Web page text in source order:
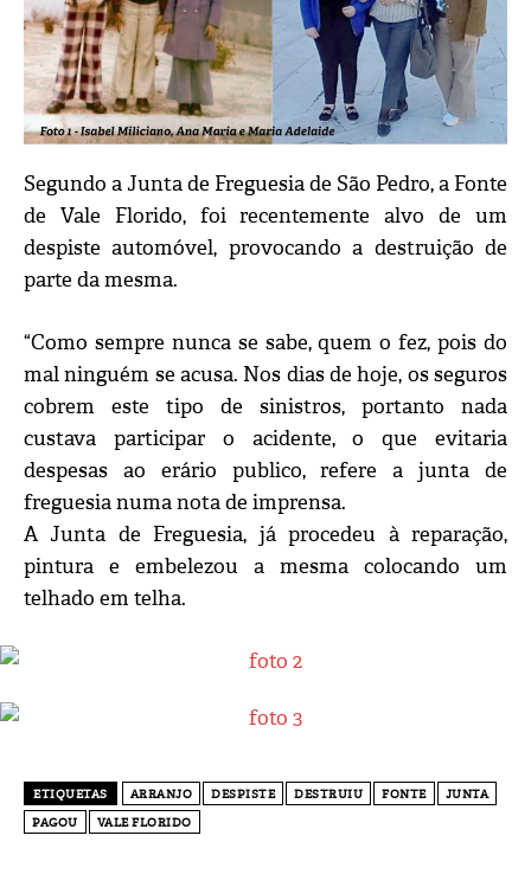
Segundo a Junta de Freguesia de São Pedro, a Fonte
de Vale Florido, foi recentemente alvo de um
despiste automóvel, provocando a destruição de
parte da mesma.
“Como sempre nunca se sabe, quem o fez, pois do
mal ninguém se acusa. Nos dias de hoje, os seguros
cobrem este tipo de sinistros, portanto nada
custava participar o acidente, o que evitaria
despesas ao erário publico, refere a junta de
freguesia numa nota de imprensa.
A Junta de Freguesia, já procedeu à reparação,
pintura e embelezou a mesma colocando um
telhado em telha.
ETIQUETAS ARRANJO DESPISTE DESTRUIU FONTE
JUNTA
PAGOU
VALE FLORIDO